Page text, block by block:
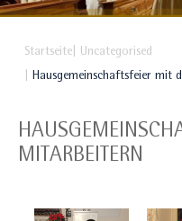
Startseite
Uncategorised
Hausgemeinschaftsfeier mit
MITARBEITERN